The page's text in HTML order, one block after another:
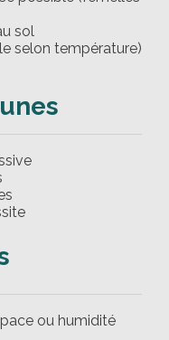
sol
selon température)
ou humidité